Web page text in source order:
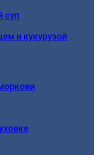
суп
и кукурузой